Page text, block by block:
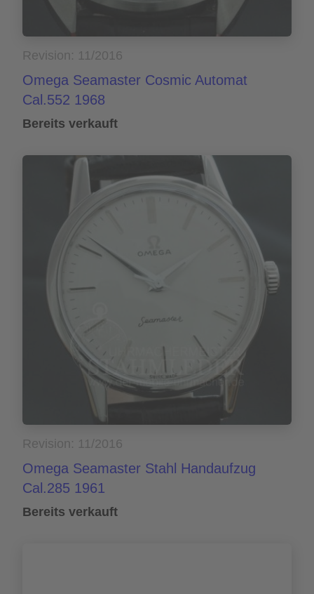
Revision: 11/2016
Omega Seamaster Cosmic Automat
Cal.552 1968
Bereits verkauft
Revision: 11/2016
Omega Seamaster Stahl Handaufzug
Cal.285 1961
Bereits verkauft